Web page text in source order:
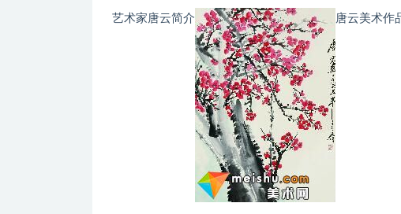
艺术家唐云简介 唐云美术作